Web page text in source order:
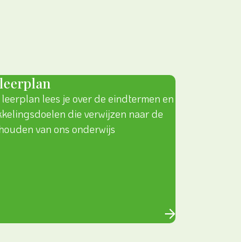
leerplan lees je over de eindtermen en
die verwijzen naar de
van ons onderwijs